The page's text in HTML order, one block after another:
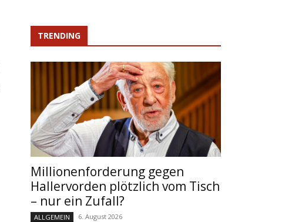
TRENDING
Millionenforderung gegen
Hallervorden plötzlich vom Tisch
– nur ein Zufall?
ALLGEMEIN 6. August 2026